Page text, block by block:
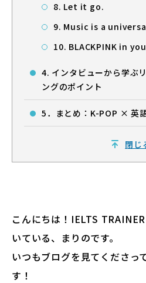
8. Let it go.
9. Music is a
10. BLACKPINK in
4. インタビューから学ぶ
ングのポイント
5．まとめ：K-POP × 英
閉じ
こんにちは！IELTS
いている、まりのです。
いつもブログを見てくださっ
す！